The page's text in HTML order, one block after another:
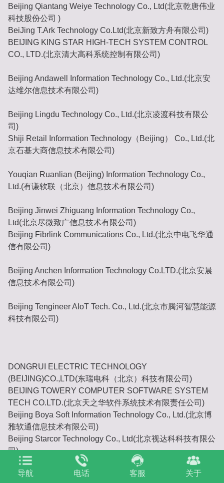
Beijing Qiantang Weiye Technology Co., Ltd(北京乾唐伟业
科技股份公司 )
BeiJing T.Ark Technology Co.Ltd(北京新致方舟有限公司)
BEIJING KING STAR HIGH-TECH SYSTEM CONTROL
CO., LTD.(北京清大高科系统控制有限公司)
Beijing Andawell Information Technology Co., Ltd.(北京安
达维尔信息技术有限公司)
Beijing Lingdu Technology Co., Ltd.(北京凌渡科技有限公
司)
Shiji Retail Information Technology（Beijing） Co., Ltd.(北
京石基大商信息技术有限公司)
Youqian Ruanlian (Beijing) Information Technology Co.,
Ltd.(有谦软联（北京）信息技术有限公司)
Beijing Jinwei Zhiguang Information Technology Co.,
Ltd(北京尽微致广信息技术有限公司)
Beijing Fibrlink Communications Co., Ltd.(北京中电飞华通
信有限公司)
Beijing Anchen Information Technology Co.LTD.(北京安晨
信息技术有限公司)
Beijing Tengineer AIoT Tech. Co., Ltd.(北京市腾河智慧能源
科技有限公司)
DONGRUI ELECTRIC TECHNOLOGY
(BEIJING)CO.,LTD(东瑞电科（北京）科技有限公司)
BEIJING TOWERY COMPUTER SOFTWARE SYSTEM
TECH CO.LTD.(北京天之华软件系统技术有限责任公司)
Beijing Boya Soft Information Technology Co., Ltd.(北京博
雅软通信息技术有限公司)
Beijing Starcor Technology Co., Ltd(北京视达科科技有限公
司)
Ecoweather (Beijing) technology co. LTD(易天气（北京）
科技有限公司)
导航 电话 客服 关于